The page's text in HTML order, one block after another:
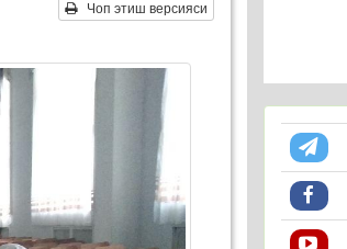
Чоп этиш версияси